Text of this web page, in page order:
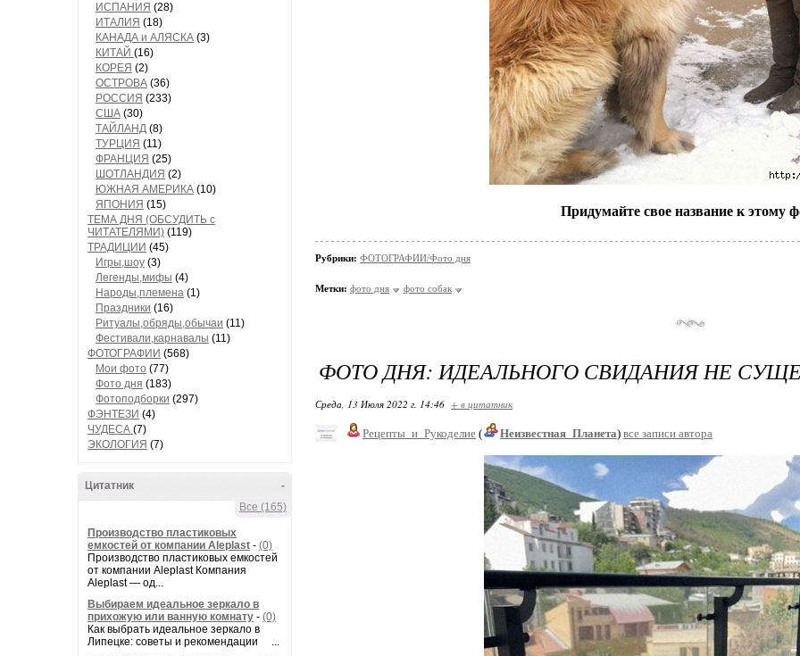
ИСПАНИЯ (28)
ИТАЛИЯ (18)
КАНАДА и АЛЯСКА (3)
КИТАЙ (16)
КОРЕЯ (2)
ОСТРОВА (36)
РОССИЯ (233)
США (30)
ТАЙЛАНД (8)
ТУРЦИЯ (11)
ФРАНЦИЯ (25)
ШОТЛАНДИЯ (2)
ЮЖНАЯ АМЕРИКА (10)
ЯПОНИЯ (15)
ТЕМА ДНЯ (ОБСУДИТЬ с
ЧИТАТЕЛЯМИ) (119)
ТРАДИЦИИ (45)
Игры,шоу (3)
Легенды,мифы (4)
Народы,племена (1)
Праздники (16)
Ритуалы,обряды,обычаи (11)
Фестивали,карнавалы (11)
ФОТОГРАФИИ (568)
Мои фото (77)
Фото дня (183)
Фотоподборки (297)
ФЭНТЕЗИ (4)
ЧУДЕСА (7)
ЭКОЛОГИЯ (7)
-
Цитатник
Все (165)
Производство пластиковых
емкостей от компании Aleplast - (0)
Производство пластиковых емкостей
от компании Aleplast Компания
Aleplast — од...
Выбираем идеальное зеркало в
прихожую или ванную комнату - (0)
Как выбрать идеальное зеркало в
Липецке: советы и рекомендации ...
Придумайте свое название к этому
Рубрики: ФОТОГРАФИИ/Фото дня
Метки: фото дня фото собак
ФОТО ДНЯ: ИДЕАЛЬНОГО СВИДАНИЯ НЕ
Среда, 13 Июля 2022 г. 14:46 + в цитатник
Рецепты_и_Рукоделие ( Неизвестная_Планета) все записи автора